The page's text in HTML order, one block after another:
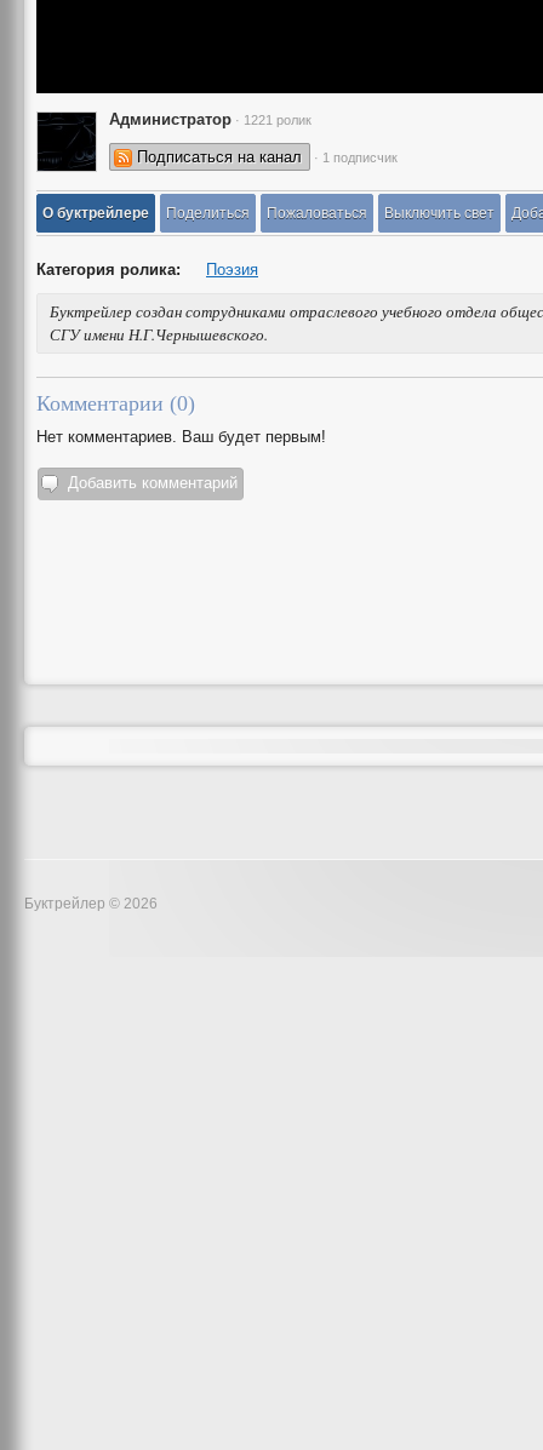
Администратор · 1221 ролик
Подписаться на канал · 1 подписчик
О буктрейлере Поделиться Пожаловаться Выключить свет
Категория ролика: Поэзия
Буктрейлер создан сотрудниками отраслевого учебного отдела
СГУ имени Н.Г.Чернышевского.
Комментарии (0)
Нет комментариев. Ваш будет первым!
Добавить комментарий
Буктрейлер © 2026